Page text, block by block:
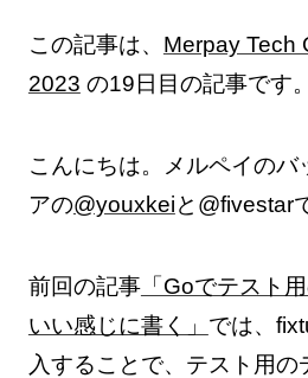
この記事は、 Merpay Tech
2023 の19日目の記事です。
こんにちは。メルペイのバ
アの@youxkeiと@fivestar
前回の記事「Goでテスト
いい感じに書く」 では、
入することで、テスト用の